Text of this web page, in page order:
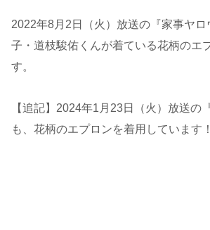
2022年8月2日（火）放送の『家事ヤロ
子・道枝駿佑くんが着ている花柄のエ
す。
【追記】2024年1月23日（火）放送の
も、花柄のエプロンを着用しています！